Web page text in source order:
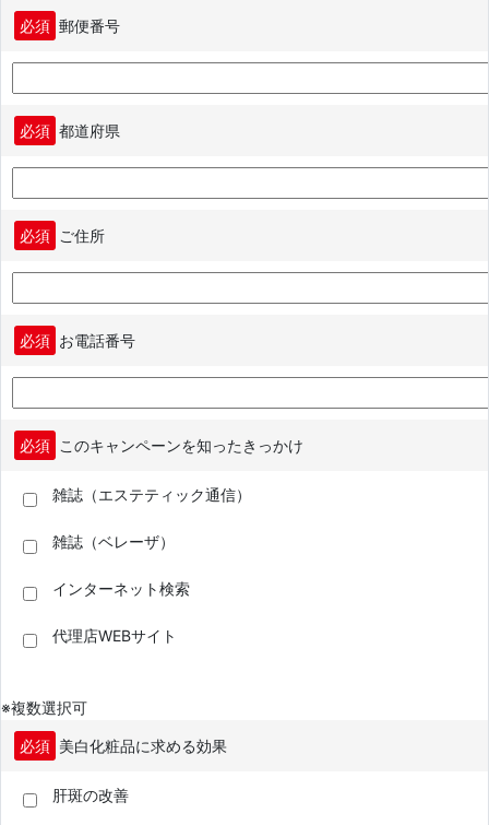
必須 郵便番号
必須 都道府県
必須 ご住所
必須 お電話番号
必須 このキャンペーンを知ったきっかけ
雑誌（エステティック通信）
雑誌（ベレーザ）
インターネット検索
代理店WEBサイト
※複数選択可
必須 美白化粧品に求める効果
肝斑の改善